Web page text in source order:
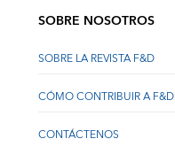
SOBRE NOSOTROS
SOBRE LA REVISTA F&D
CÓMO CONTRIBUIR A F&D
CONTÁCTENOS